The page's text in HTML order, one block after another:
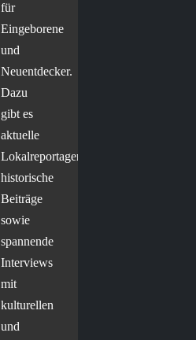
für
Eingeborene
und
Neuentdecker.
Dazu
gibt es
aktuelle
Lokalreportagen,
historische
Beiträge
sowie
spannende
Interviews
mit
kulturellen
und